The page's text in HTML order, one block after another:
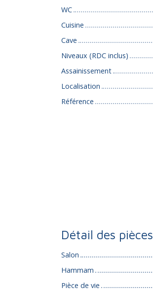
WC
Cuisine
Cave
Niveaux (RDC inclus)
Assainissement
Localisation
Référence
Détail des pièces
Salon
Hammam
Pièce de vie